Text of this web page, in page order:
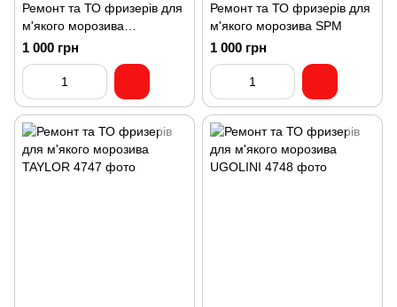
Ремонт та ТО фризерів для
м'якого морозива
OCEANPOWER
1 000 грн
Ремонт та ТО фризерів для
м'якого морозива SPM
1 000 грн